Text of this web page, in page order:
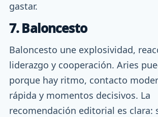
gastar.
7. Baloncesto
Baloncesto une explosividad,
liderazgo y cooperación. Aries
porque hay ritmo, contacto
rápida y momentos decisivos. La
recomendación editorial es clara: